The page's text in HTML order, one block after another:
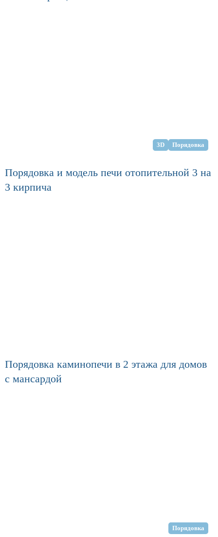
3D Порядовка
Порядовка и модель печи отопительной 3 на
3 кирпича
Порядовка каминопечи в 2 этажа для домов
с мансардой
Порядовка